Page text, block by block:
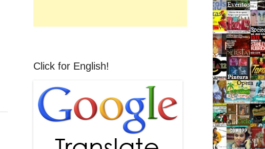
Click for English!